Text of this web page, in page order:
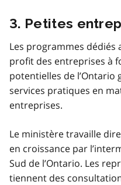
3. Petites
Les programmes
profit des entreprises à
potentielles de l’Ontario
services pratiques en
entreprises.
Le ministère travaille
en croissance par
Sud de l’Ontario. Les
tiennent des